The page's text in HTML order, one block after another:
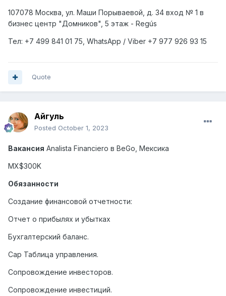
107078 Москва, ул. Маши Порываевой, д. 34 вход № 1 в
бизнес центр "Домников", 5 этаж - Regús
Тел: +7 499 841 01 75, WhatsApp / Viber +7 977 926 93 15
Quote
Айгуль
Posted October 1, 2023
Вакансия Analista Financiero в BeGo , Мексика
MX$300K
Обязанности
Создание финансовой отчетности:
Отчет о прибылях и убытках
Бухгалтерский баланс.
Cap Таблица управления.
Сопровождение инвесторов.
Сопровождение инвестиций.